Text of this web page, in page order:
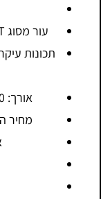
עור מסוג Full Grain Leather – AVANCORPI ART
תכונות
אורך: 40 ס"מ * גובה: 20 ס"מ * עובי: 11 ס"מ
מחיר